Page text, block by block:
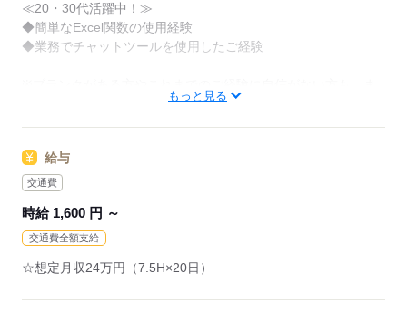
・最初は簡単な業務からお任せします！丁寧なレクチャーがあ
りますのでご安心ください！
・日々の作業目標はありますが、「ノルマ」のようなものはあ
・Excel、Word、PowerPoint
・自社システム
≪20・30代活躍中！≫
◆簡単なExcel関数の使用経験
◆業務でチャットツールを使用したご経験
ずはお気軽にご応募ください！
もっと見る
給与
交通費
時給 1,600 円 ～
交通費全額支給
☆想定月収24万円（7.5H×20日）